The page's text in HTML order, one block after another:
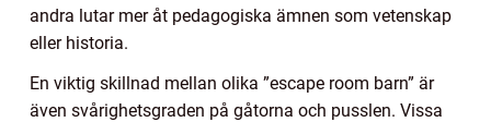
andra lutar mer åt pedagogiska ämnen som vetenskap
eller historia.
En viktig skillnad mellan olika ”escape room barn” är
även svårighetsgraden på gåtorna och pusslen. Vissa